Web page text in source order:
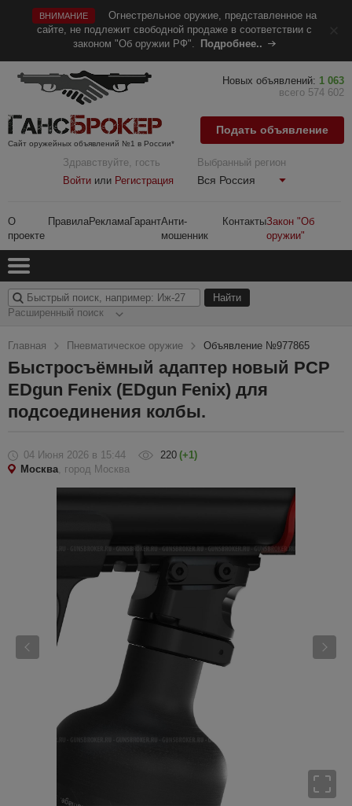
ВНИМАНИЕ
Огнестрельное оружие, представленное на
сайте, не подлежит свободной продаже в соответствии с
законом "Об оружии РФ".
Подробнее..
Сайт оружейных объявлений №1 в России*
Здравствуйте, гость
Войти или Регистрация
Выбранный регион
Вся Россия
О
проекте
ПравилаРекламаГарантАнти-
мошенник
КонтактыЗакон "Об
оружии"
Новых объявлений: 1 063
всего 574 602
Подать объявление
Расширенный поиск
Главная Пневматическое оружие Объявление №977865
Быстросъёмный адаптер новый PCP
EDgun Fenix (EDgun Fenix) для
подсоединения колбы.
04 Июня 2026 в 15:44 220 (+1)
Москва, город Москва